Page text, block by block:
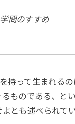
問のすすめ
持って生まれる
ものである、と
とも述べられてい